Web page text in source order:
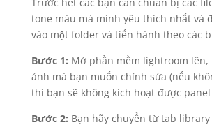
tone màu mà mình yêu thích nhất và
vào một folder và tiến hành theo các
Bước 1: Mở phần mềm lightroom
ảnh mà bạn muốn chỉnh sửa (nếu
thì bạn sẽ không kích hoạt được
Bước 2: Bạn hãy chuyển từ tab library